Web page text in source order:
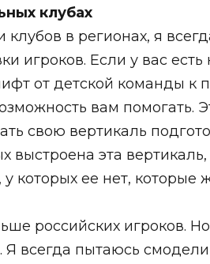
клубах
в регионах, я
игроков. Если у вас
от детской команды к
вам помогать.
свою вертикаль
выстроена эта
которых ее нет, которые
российских игроков.
всегда пытаюсь